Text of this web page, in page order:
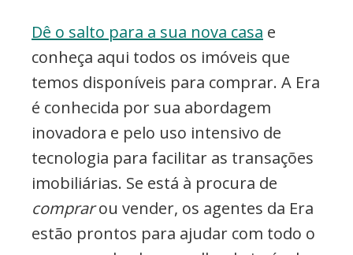
Dê o salto para a sua nova casa e
conheça aqui todos os imóveis que
temos disponíveis para comprar. A Era
é conhecida por sua abordagem
inovadora e pelo uso intensivo de
tecnologia para facilitar as transações
imobiliárias. Se está à procura de
comprarou vender, os agentes da Era
estão prontos para ajudar com todo o